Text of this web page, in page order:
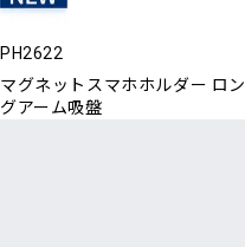
PH2622
マグネットスマホホルダー ロン
グアーム吸盤